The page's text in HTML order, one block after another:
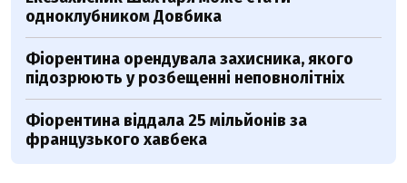
одноклубником Довбика
Фіорентина орендувала захисника, якого
підозрюють у розбещенні неповнолітніх
Фіорентина віддала 25 мільйонів за
французького хавбека